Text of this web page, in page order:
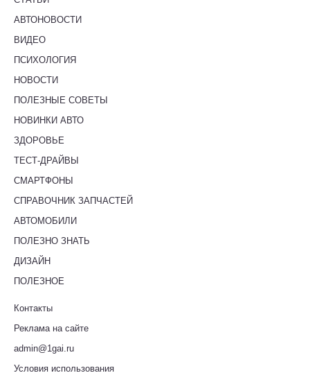
АВТОНОВОСТИ
ВИДЕО
ПСИХОЛОГИЯ
НОВОСТИ
ПОЛЕЗНЫЕ СОВЕТЫ
НОВИНКИ АВТО
ЗДОРОВЬЕ
ТЕСТ-ДРАЙВЫ
СМАРТФОНЫ
СПРАВОЧНИК ЗАПЧАСТЕЙ
АВТОМОБИЛИ
ПОЛЕЗНО ЗНАТЬ
ДИЗАЙН
ПОЛЕЗНОЕ
Контакты
Реклама на сайте
admin@1gai.ru
Условия использования